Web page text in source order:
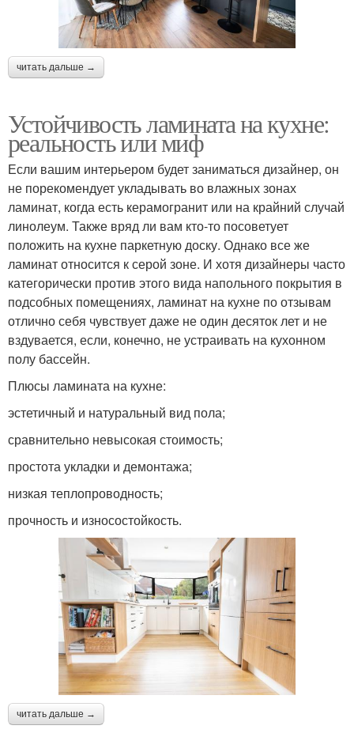
читать дальше →
Устойчивость ламината на кухне:
реальность или миф
Если вашим интерьером будет заниматься дизайнер, он
не порекомендует укладывать во влажных зонах
ламинат, когда есть керамогранит или на крайний случай
линолеум. Также вряд ли вам кто-то посоветует
положить на кухне паркетную доску. Однако все же
ламинат относится к серой зоне. И хотя дизайнеры часто
категорически против этого вида напольного покрытия в
подсобных помещениях, ламинат на кухне по отзывам
отлично себя чувствует даже не один десяток лет и не
вздувается, если, конечно, не устраивать на кухонном
полу бассейн.
Плюсы ламината на кухне:
эстетичный и натуральный вид пола;
сравнительно невысокая стоимость;
простота укладки и демонтажа;
низкая теплопроводность;
прочность и износостойкость.
читать дальше →